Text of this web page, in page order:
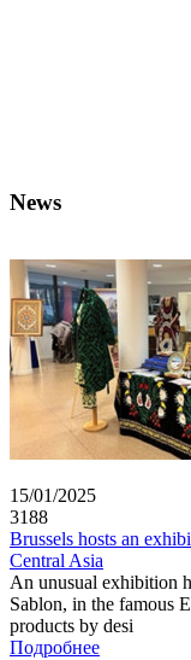
News
15/01/2025
3188
Brussels hosts an
Central Asia
An unusual exhibition
Sablon, in the famous
products by desi
Подробнее